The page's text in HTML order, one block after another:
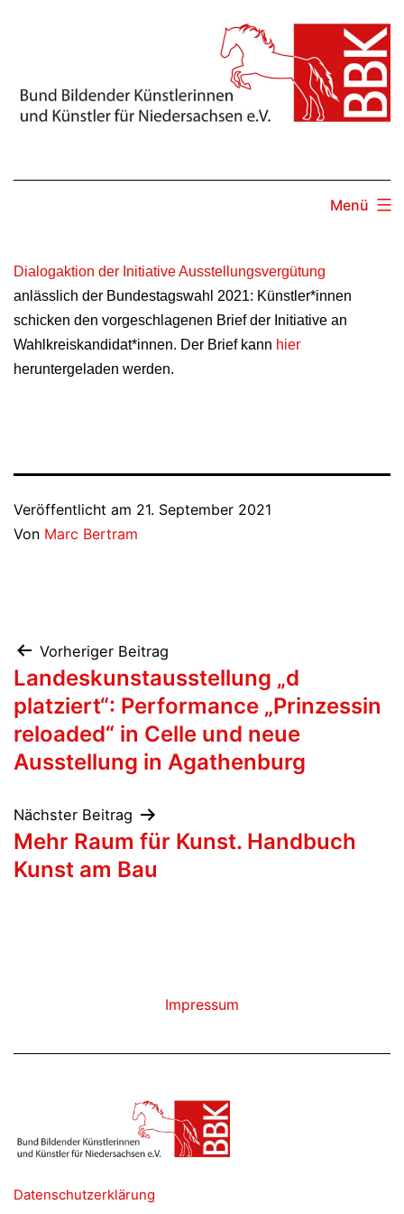
Menü
Dialogaktion der Initiative Ausstellungsvergütung
anlässlich der Bundestagswahl 2021: Künstler*innen
schicken den vorgeschlagenen Brief der Initiative an
Wahlkreiskandidat*innen. Der Brief kann hier
heruntergeladen werden.
Veröffentlicht am 21. September 2021
Von Marc Bertram
Beitragsnavigation
Vorheriger Beitrag
Landeskunstausstellung „d
platziert“: Performance „Prinzessin
reloaded“ in Celle und neue
Ausstellung in Agathenburg
Nächster Beitrag
Mehr Raum für Kunst. Handbuch
Kunst am Bau
Impressum
Datenschutzerklärung